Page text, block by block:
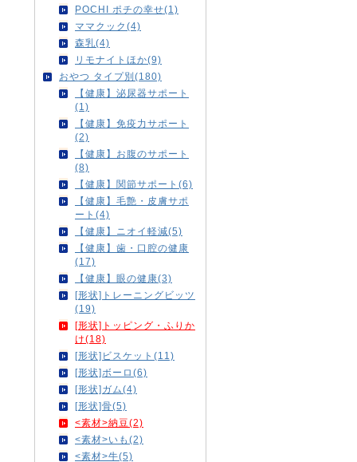
POCHI ポチの幸せ(1)
ママクック(4)
森乳(4)
リモナイトほか(9)
おやつ タイプ別(180)
【健康】泌尿器サポート
(1)
【健康】免疫力サポート
(2)
【健康】お腹のサポート
(8)
【健康】関節サポート(6)
【健康】毛艶・皮膚サポ
ート(4)
【健康】ニオイ軽減(5)
【健康】歯・口腔の健康
(17)
【健康】眼の健康(3)
[形状]トレーニングビッツ
(19)
[形状]トッピング・ふりか
け(18)
[形状]ビスケット(11)
[形状]ボーロ(6)
[形状]ガム(4)
[形状]骨(5)
<素材>納豆(2)
<素材>いも(2)
<素材>牛(5)